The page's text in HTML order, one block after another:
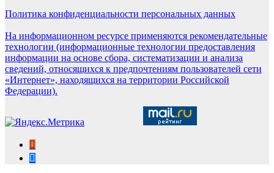
Политика конфиденциальности персональных данных
На информационном ресурсе применяются рекомендательные
технологии (информационные технологии предоставления
информации на основе сбора, систематизации и анализа
сведений, относящихся к предпочтениям пользователей сети
«Интернет», находящихся на территории Российской
Федерации).